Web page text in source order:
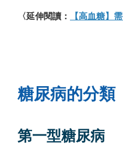
〈延伸閱讀： 【高血糖】
糖尿病的分類
第一型糖尿病